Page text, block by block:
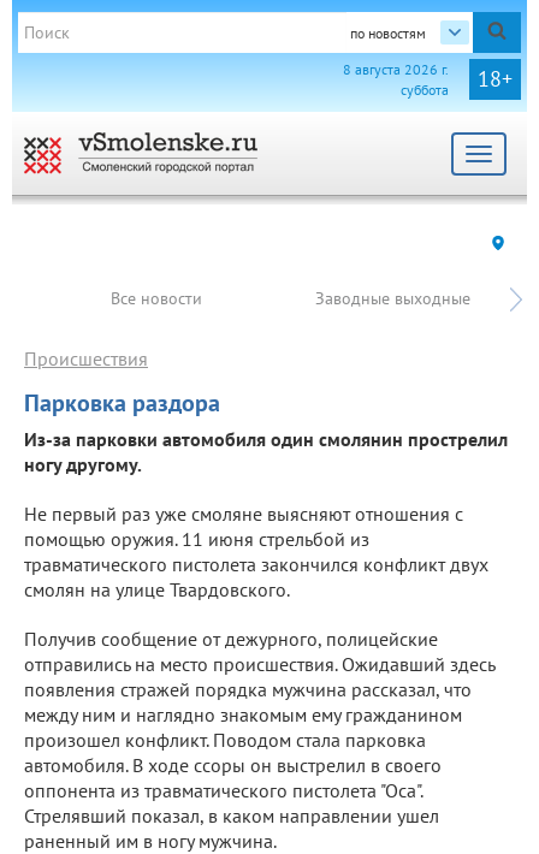
по новостям
18+
8 августа 2026 г.
суббота
Toggle
Все новости Заводные выходные
Парковка раздора
Происшествия
Из-за парковки автомобиля один смолянин прострелил
ногу другому.
Не первый раз уже смоляне выясняют отношения с
помощью оружия. 11 июня стрельбой из
травматического пистолета закончился конфликт двух
смолян на улице Твардовского.
Получив сообщение от дежурного, полицейские
отправились на место происшествия. Ожидавший здесь
появления стражей порядка мужчина рассказал, что
между ним и наглядно знакомым ему гражданином
произошел конфликт. Поводом стала парковка
автомобиля. В ходе ссоры он выстрелил в своего
оппонента из травматического пистолета "Оса".
Стрелявший показал, в каком направлении ушел
раненный им в ногу мужчина.